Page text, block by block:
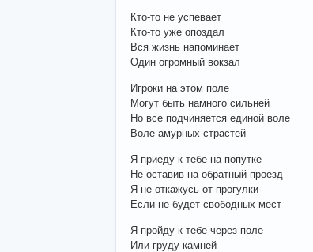
Кто-то не успевает
Кто-то уже опоздал
Вся жизнь напоминает
Один огромный вокзал
Игроки на этом поле
Могут быть намного сильней
Но все подчиняется единой воле
Воле амурных страстей
Я приеду к тебе на попутке
Не оставив на обратный проезд
Я не откажусь от прогулки
Если не будет свободных мест
Я пройду к тебе через поле
Или груду камней